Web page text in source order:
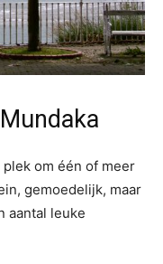
om één of meer
gemoedelijk, maar
aantal leuke